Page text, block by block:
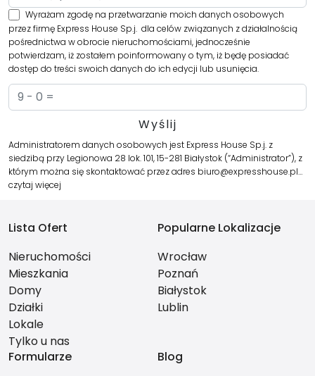
Wyrażam zgodę na przetwarzanie moich danych osobowych
przez firmę Express House Sp.j. dla celów związanych z działalnością
pośrednictwa w obrocie nieruchomościami, jednocześnie
potwierdzam, iż zostałem poinformowany o tym, iż będę posiadać
dostęp do treści swoich danych do ich edycji lub usunięcia.
Administratorem danych osobowych jest Express House Sp.j. z
siedzibą przy Legionowa 28 lok. 101, 15-281 Białystok (“Administrator”), z
którym można się skontaktować przez adres biuro@expresshouse.pl…
czytaj więcej
Lista Ofert
Nieruchomości
Mieszkania
Domy
Działki
Lokale
Tylko u nas
Popularne Lokalizacje
Wrocław
Poznań
Białystok
Lublin
Formularze
Blog